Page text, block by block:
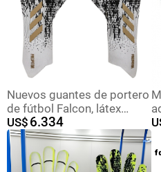
Nuevos guantes de portero
de fútbol Falcon, látex
antideslizante engrosado,
portero resistente al
desgaste, sin dedos,
portero
US$ 6.334